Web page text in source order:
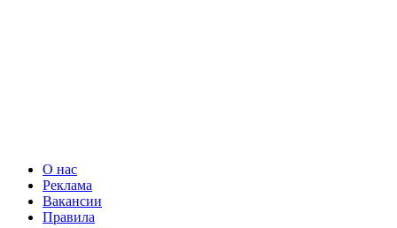
О нас
Реклама
Вакансии
Правила